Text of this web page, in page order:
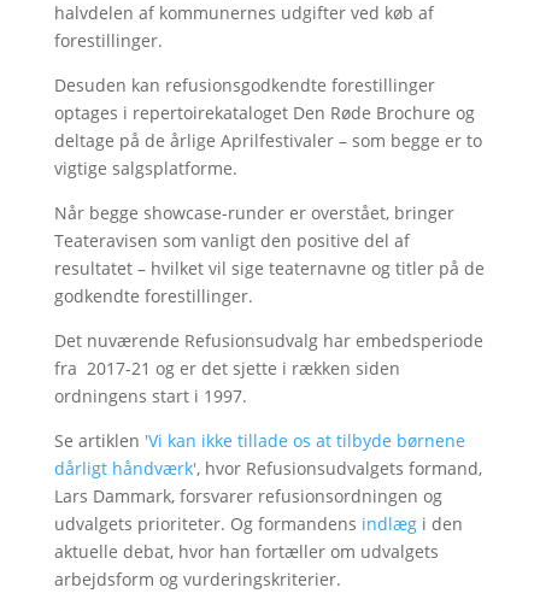
halvdelen af kommunernes udgifter ved køb af
forestillinger.
Desuden kan refusionsgodkendte forestillinger
optages i repertoirekataloget Den Røde Brochure og
deltage på de årlige Aprilfestivaler – som begge er to
vigtige salgsplatforme.
Når begge showcase-runder er overstået, bringer
Teateravisen som vanligt den positive del af
resultatet – hvilket vil sige teaternavne og titler på de
godkendte forestillinger.
Det nuværende Refusionsudvalg har embedsperiode
fra 2017-21 og er det sjette i rækken siden
ordningens start i 1997.
Se artiklen 'Vi kan ikke tillade os at tilbyde børnene
dårligt håndværk', hvor Refusionsudvalgets formand,
Lars Dammark, forsvarer refusionsordningen og
udvalgets prioriteter. Og formandens indlægi den
aktuelle debat, hvor han fortæller om udvalgets
arbejdsform og vurderingskriterier.